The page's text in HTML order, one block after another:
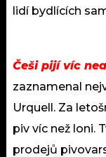
lidí bydlících
Češi pijí víc
zaznamenal
Urquell. Za
piv víc než loni.
prodejů